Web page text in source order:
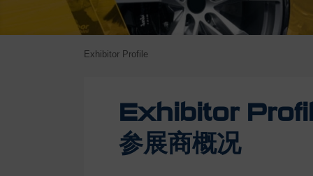
Exhibitor Profile
Exhibitor
参展商概况